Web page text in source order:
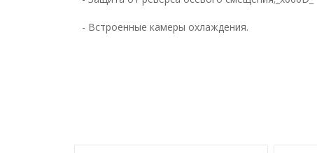
- Встроенные камеры охлаждения.